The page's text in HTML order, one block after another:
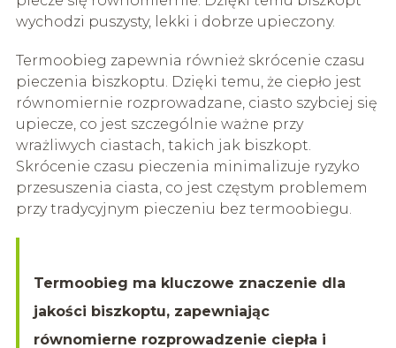
wychodzi puszysty, lekki i dobrze upieczony.
Termoobieg zapewnia również skrócenie czasu
pieczenia biszkoptu. Dzięki temu, że ciepło jest
równomiernie rozprowadzane, ciasto szybciej się
upiecze, co jest szczególnie ważne przy
wrażliwych ciastach, takich jak biszkopt.
Skrócenie czasu pieczenia minimalizuje ryzyko
przesuszenia ciasta, co jest częstym problemem
przy tradycyjnym pieczeniu bez termoobiegu.
Termoobieg ma kluczowe znaczenie dla
jakości biszkoptu, zapewniając
równomierne rozprowadzenie ciepła i